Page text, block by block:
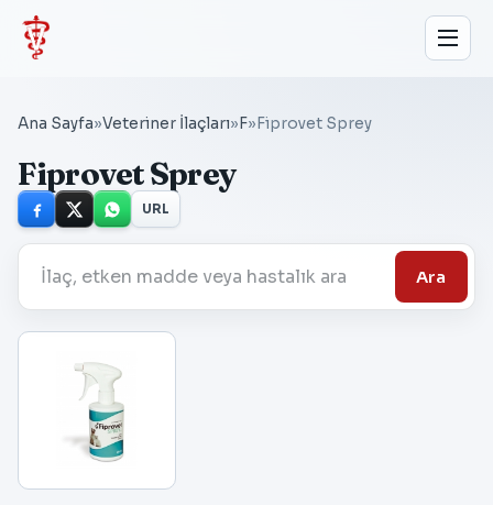
Ana Sayfa»Veteriner İlaçları» F» Fiprovet Sprey
Fiprovet Sprey
URL
Ara